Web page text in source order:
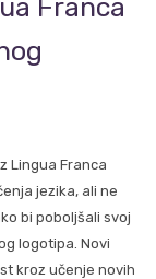
Franca
Lingua Franca
jezika, ali ne
bi poboljšali svoj
logotipa. Novi
kroz učenje novih